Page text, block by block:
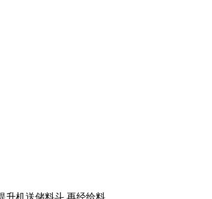
机送储料斗,再经给料 .